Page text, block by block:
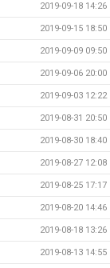
2019-09-18 14:26
2019-09-15 18:50
2019-09-09 09:50
2019-09-06 20:00
2019-09-03 12:22
2019-08-31 20:50
2019-08-30 18:40
2019-08-27 12:08
2019-08-25 17:17
2019-08-20 14:46
2019-08-18 13:26
2019-08-13 14:55